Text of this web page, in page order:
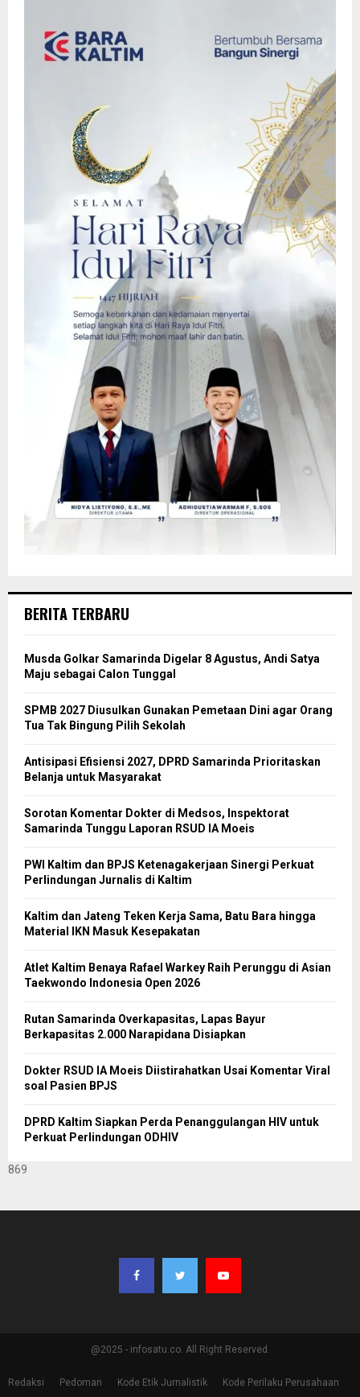
BERITA TERBARU
Musda Golkar Samarinda Digelar 8 Agustus, Andi Satya
Maju sebagai Calon Tunggal
SPMB 2027 Diusulkan Gunakan Pemetaan Dini agar Orang
Tua Tak Bingung Pilih Sekolah
Antisipasi Efisiensi 2027, DPRD Samarinda Prioritaskan
Belanja untuk Masyarakat
Sorotan Komentar Dokter di Medsos, Inspektorat
Samarinda Tunggu Laporan RSUD IA Moeis
PWI Kaltim dan BPJS Ketenagakerjaan Sinergi Perkuat
Perlindungan Jurnalis di Kaltim
Kaltim dan Jateng Teken Kerja Sama, Batu Bara hingga
Material IKN Masuk Kesepakatan
Atlet Kaltim Benaya Rafael Warkey Raih Perunggu di Asian
Taekwondo Indonesia Open 2026
Rutan Samarinda Overkapasitas, Lapas Bayur
Berkapasitas 2.000 Narapidana Disiapkan
Dokter RSUD IA Moeis Diistirahatkan Usai Komentar Viral
soal Pasien BPJS
DPRD Kaltim Siapkan Perda Penanggulangan HIV untuk
Perkuat Perlindungan ODHIV
869
@2025 - infosatu.co. All Right Reserved.
Redaksi Pedoman Kode Etik Jurnalistik Kode Perilaku Perusahaan